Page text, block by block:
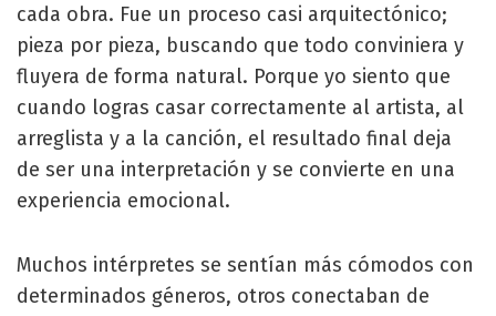
cada obra. Fue un proceso casi arquitectónico;
pieza por pieza, buscando que todo conviniera y
fluyera de forma natural. Porque yo siento que
cuando logras casar correctamente al artista, al
arreglista y a la canción, el resultado final deja
de ser una interpretación y se convierte en una
experiencia emocional.
Muchos intérpretes se sentían más cómodos con
determinados géneros, otros conectaban de